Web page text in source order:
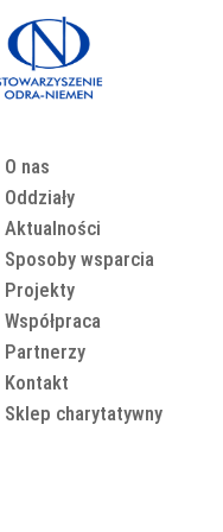
O nas
Oddziały
Aktualności
Sposoby wsparcia
Projekty
Współpraca
Partnerzy
Kontakt
Sklep charytatywny